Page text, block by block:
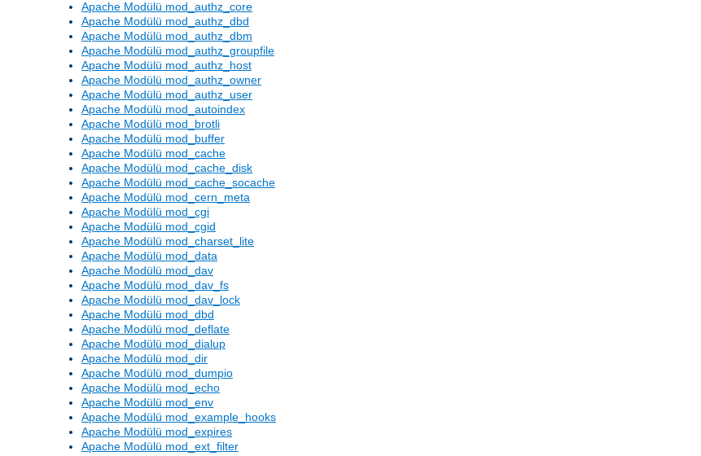
Apache Modülü mod_authz_core
Apache Modülü mod_authz_dbd
Apache Modülü mod_authz_dbm
Apache Modülü mod_authz_groupfile
Apache Modülü mod_authz_host
Apache Modülü mod_authz_owner
Apache Modülü mod_authz_user
Apache Modülü mod_autoindex
Apache Modülü mod_brotli
Apache Modülü mod_buffer
Apache Modülü mod_cache
Apache Modülü mod_cache_disk
Apache Modülü mod_cache_socache
Apache Modülü mod_cern_meta
Apache Modülü mod_cgi
Apache Modülü mod_cgid
Apache Modülü mod_charset_lite
Apache Modülü mod_data
Apache Modülü mod_dav
Apache Modülü mod_dav_fs
Apache Modülü mod_dav_lock
Apache Modülü mod_dbd
Apache Modülü mod_deflate
Apache Modülü mod_dialup
Apache Modülü mod_dir
Apache Modülü mod_dumpio
Apache Modülü mod_echo
Apache Modülü mod_env
Apache Modülü mod_example_hooks
Apache Modülü mod_expires
Apache Modülü mod_ext_filter